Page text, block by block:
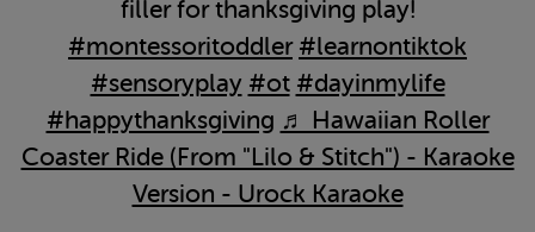
filler for thanksgiving play!
#montessoritoddler #learnontiktok
#sensoryplay #ot #dayinmylife
#happythanksgiving ♬ Hawaiian Roller
Coaster Ride (From "Lilo & Stitch") - Karaoke
Version - Urock Karaoke